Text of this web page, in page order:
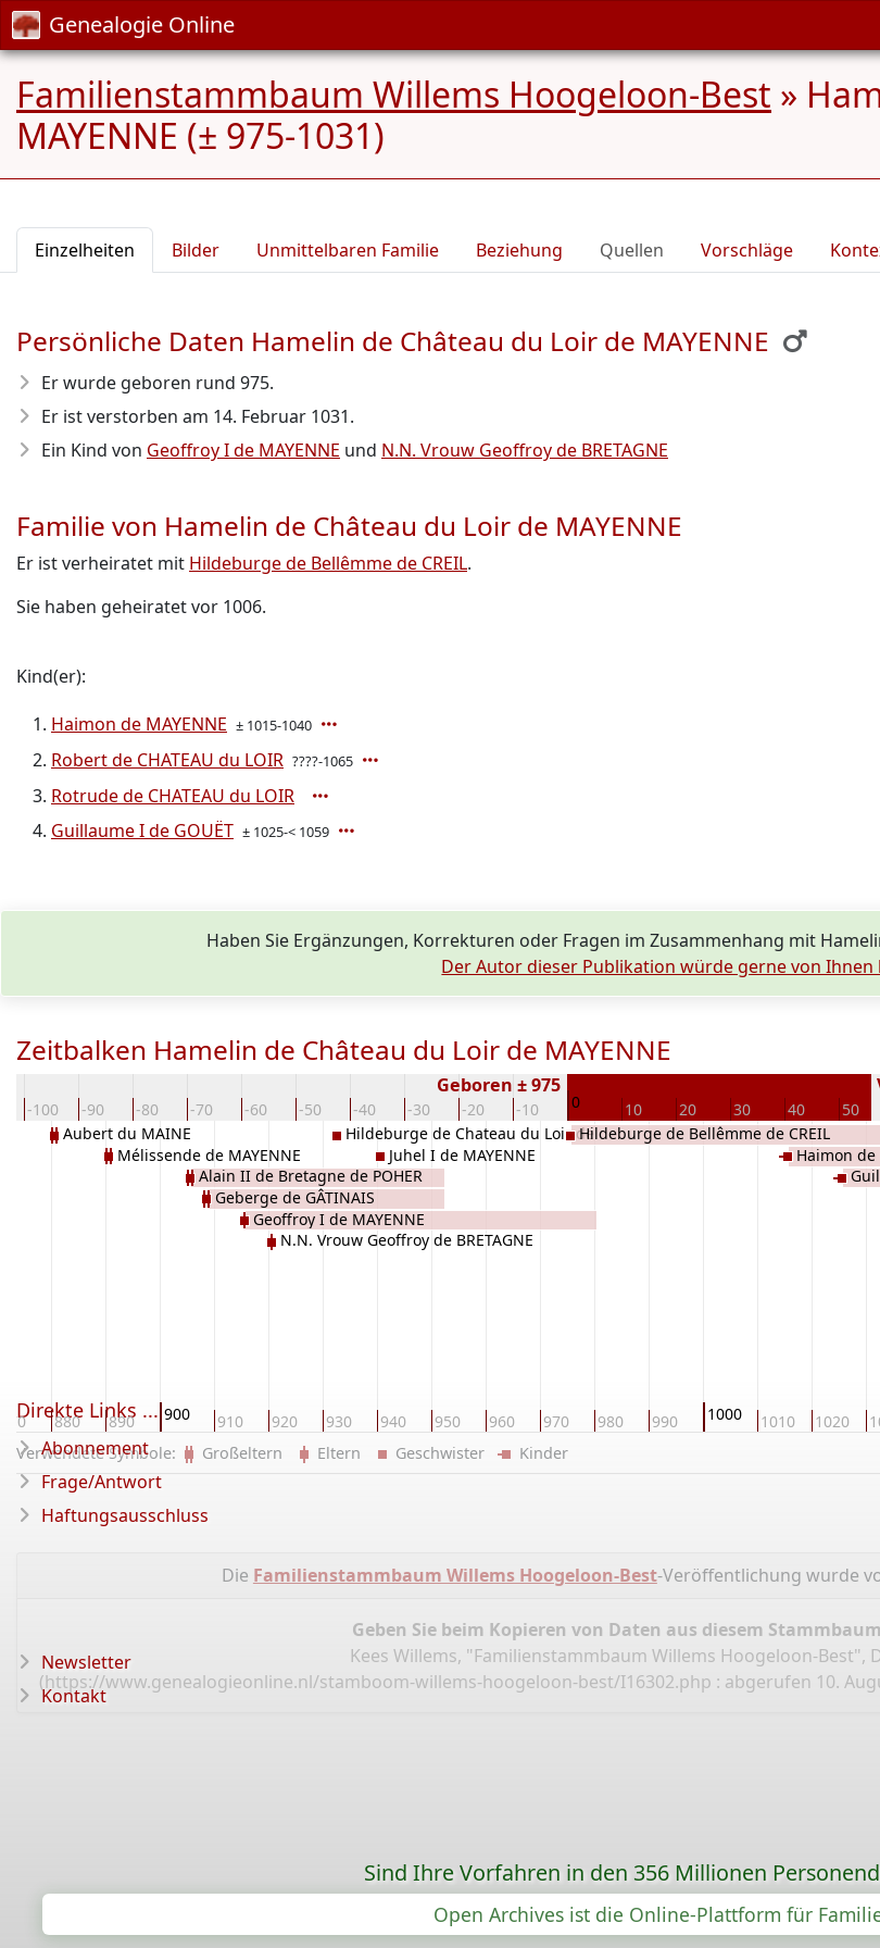
Genealogie Online
Familienstammbaum Willems Hoogeloon-Best »
MAYENNE (± 975-1031)
Einzelheiten Bilder Unmittelbaren Familie Beziehung Quellen Vorschläge
Persönliche Daten Hamelin de Château du Loir de MAYENNE
Er wurde geboren rund 975.
Er ist verstorben am 14. Februar 1031.
Ein Kind von Geoffroy I de MAYENNE und N.N. Vrouw Geoffroy de BRETAGNE
Familie von Hamelin de Château du Loir de MAYENNE
Er ist verheiratet mit Hildeburge de Bellêmme de CREIL.
Sie haben geheiratet vor 1006.
Kind(er):
Haimon de MAYENNE ± 1015-1040
Robert de CHATEAU du LOIR ????-1065
Rotrude de CHATEAU du LOIR
Guillaume I de GOUËT ± 1025-< 1059
Haben Sie Ergänzungen, Korrekturen oder Fragen im Zusammenhang mit
Der Autor dieser Publikation würde gerne von Ihnen
Zeitbalken Hamelin de Château du Loir de MAYENNE
-100 -90 -80 -70 -60 -50 -40 -30 -20 -10 0 10 20 30 40 50
Geboren ± 975
870 880 890 900 910 920 930 940 950 960 970 980 990 1000 1010 1020
Aubert du MAINE
Mélissende de MAYENNE
Alain II de Bretagne de POHER
Geberge de GÂTINAIS
Geoffroy I de MAYENNE
N.N. Vrouw Geoffroy de BRETAGNE
Hildeburge de Chateau du Loir de
MAYENNEJuhel I de MAYENNE
Hildeburge de Bellêmme de CREIL
Haimon de
Verwendete Symbole: Großeltern Eltern Geschwister Kinder
Die Familienstammbaum Willems Hoogeloon-Best-Veröffentlichung wurde
Geben Sie beim Kopieren von Daten aus diesem
Kees Willems, "Familienstammbaum Willems Hoogeloon-Best",
(https://www.genealogieonline.nl/stamboom-willems-hoogeloon-best/I16302.php : abgerufen 10.
Direkte Links ...
Abonnement
Frage/Antwort
Haftungsausschluss
Newsletter
Kontakt
Sind Ihre Vorfahren in den 356 Millionen
Open Archives ist die Online-Plattform für